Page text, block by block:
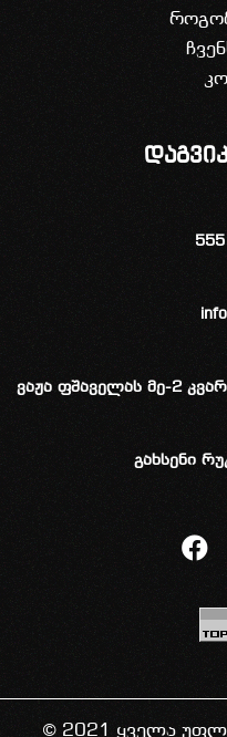
ვაჟა ფშაველას მე-2
გახსენი
© 2021 ყველა